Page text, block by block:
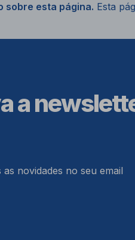
sobre esta página. Esta
a
novidades no seu email